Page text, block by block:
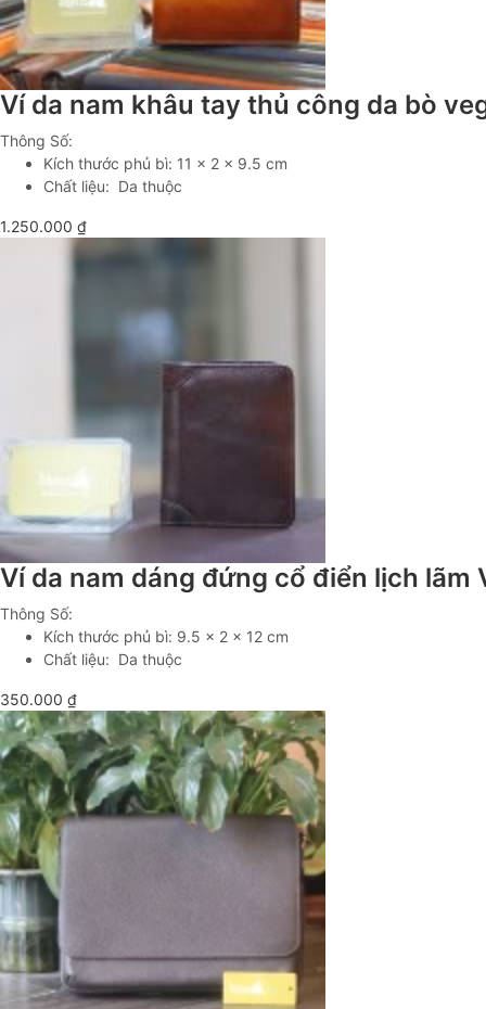
Ví da nam khâu tay thủ công da bò
Thông Số:
Kích thước phủ bì: 11 x 2 x 9.5 cm
Chất liệu: Da thuộc
1.250.000 ₫
Ví da nam dáng đứng cổ điển lịch lãm
Thông Số:
Kích thước phủ bì: 9.5 x 2 x 12 cm
Chất liệu: Da thuộc
350.000 ₫